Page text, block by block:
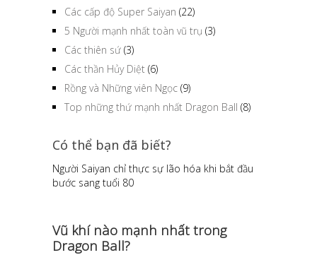
Các cấp độ Super Saiyan (22)
5 Người mạnh nhất toàn vũ trụ (3)
Các thiên sứ (3)
Các thần Hủy Diệt (6)
Rồng và Những viên Ngọc (9)
Top những thứ mạnh nhất Dragon Ball (8)
Có thể bạn đã biết?
Người Saiyan chỉ thực sự lão hóa khi bắt đầu
bước sang tuổi 80
Vũ khí nào mạnh nhất trong
Dragon Ball?